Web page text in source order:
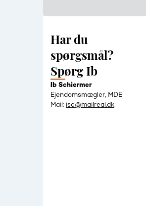
Har du
spørgsmål?
Spørg Ib
Ib Schiermer
Ejendomsmægler, MDE
Mail: isc@mailreal.dk